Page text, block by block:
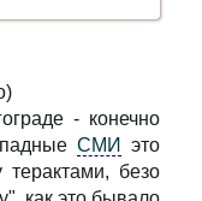
- конечно
СМИ
это
безо